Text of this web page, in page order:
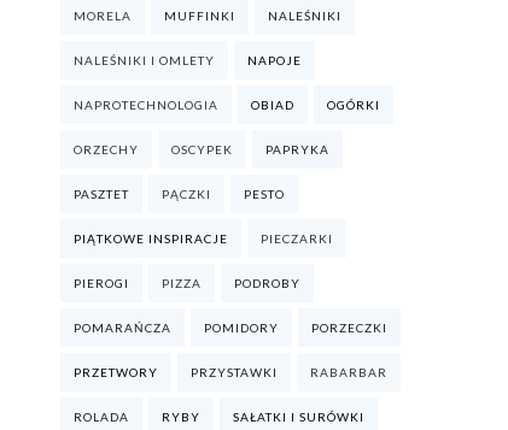
MORELA MUFFINKI NALEŚNIKI
NALEŚNIKI I OMLETY NAPOJE
NAPROTECHNOLOGIA OBIAD OGÓRKI
ORZECHY OSCYPEK PAPRYKA
PASZTET PĄCZKI PESTO
PIĄTKOWE INSPIRACJE PIECZARKI
PIEROGI PIZZA PODROBY
POMARAŃCZA POMIDORY PORZECZKI
PRZETWORY PRZYSTAWKI RABARBAR
ROLADA RYBY SAŁATKI I SURÓWKI